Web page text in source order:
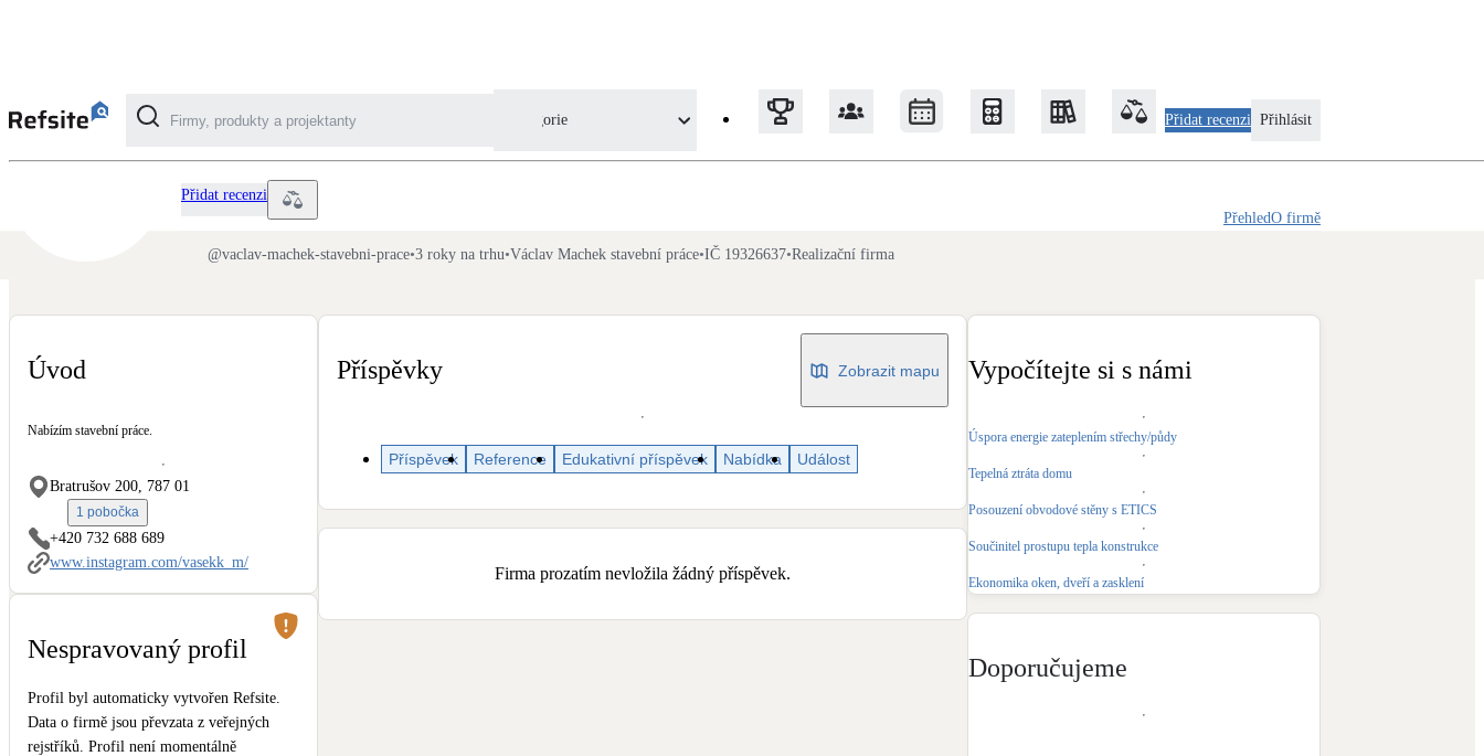
Kategorie Přidat recenzi Přihlásit
Fotovoltaika Tepelná čerpadla
Tepelná čerpadla na chlazení
Větrání s rekuperací Okna / dveře
Balkonové sestavy
Rekonstrukce
Kotle
Hlavní zdroje vytápění
Bateriové úložiště
Pouze velké BESS
Novostavby
Stínicí technika
Žaluzie, markýzy, pergoly
Kamna / krby
Doplňkové zdroje vytápění
Vnitřní i venkovní
Zelená střecha NEW
Václav Machek stavební práce
Přidat recenzi
PřehledO firmě
@vaclav-machek-stavebni-prace•3 roky na trhu•Václav Machek stavební práce•IČ 19326637•Realizační firma
Úvod
Nabízím stavební práce.
Bratrušov 200, 787 01
1 pobočka
+420 732 688 689
www.instagram.com/vasekk_m/
Nespravovaný profil
Profil byl automaticky vytvořen Refsite.
Data o firmě jsou převzata z veřejných
rejstříků. Profil není momentálně
Příspěvky Zobrazit mapu
Příspěvek Reference Edukativní příspěvek Nabídka Událost
Firma prozatím nevložila žádný příspěvek.
Vypočítejte si s námi
Úspora energie zateplením střechy/půdy
Tepelná ztráta domu
Posouzení obvodové stěny s ETICS
Součinitel prostupu tepla konstrukce
Ekonomika oken, dveří a zasklení
Doporučujeme